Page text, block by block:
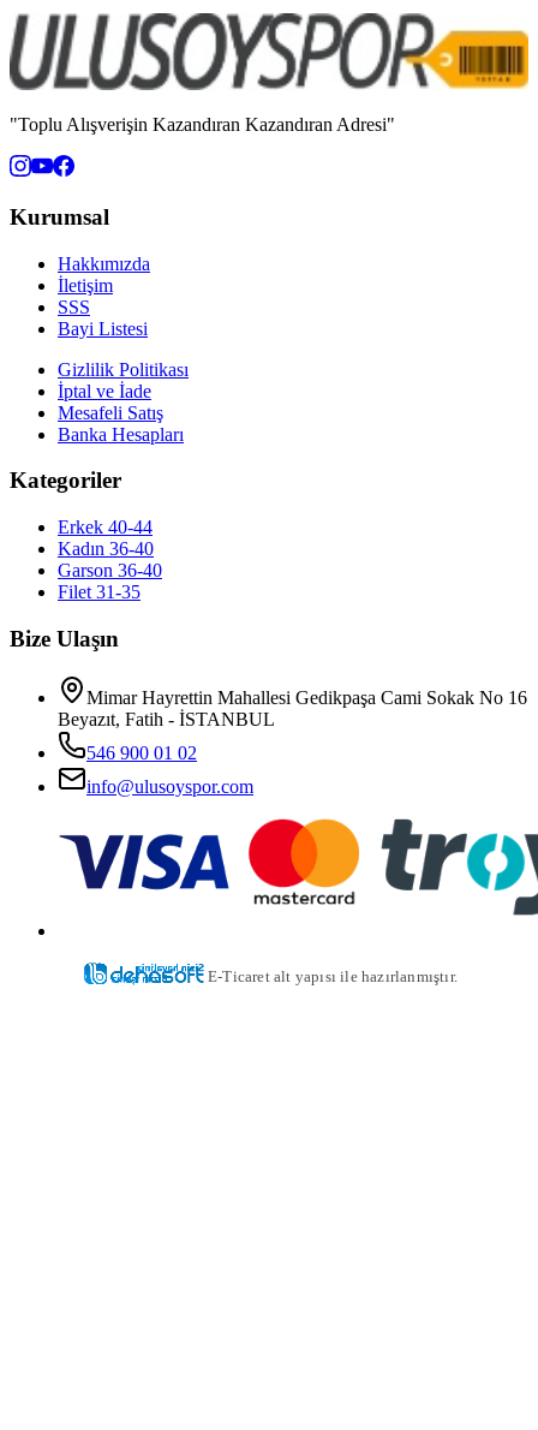
"Toplu Alışverişin Kazandıran Kazandıran Adresi"
Kurumsal
Hakkımızda
İletişim
SSS
Bayi Listesi
Gizlilik Politikası
İptal ve İade
Mesafeli Satış
Banka Hesapları
Kategoriler
Erkek 40-44
Kadın 36-40
Garson 36-40
Filet 31-35
Bize Ulaşın
Mimar Hayrettin Mahallesi Gedikpaşa Cami Sokak No 16
Beyazıt, Fatih - İSTANBUL
546 900 01 02
info@ulusoyspor.com
E-Ticaret alt yapısı ile hazırlanmıştır.